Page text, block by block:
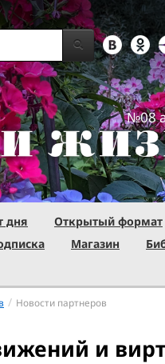
№08
дня
Открытый формат
Магазин
/ Новости партнеров
и